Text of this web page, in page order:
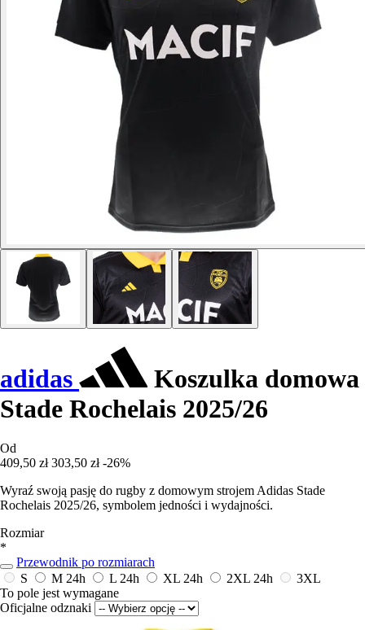
adidas
Koszulka domowa
Stade Rochelais 2025/26
Od
409,50 zł 303,50 zł -26%
Wyraź swoją pasję do rugby z domowym strojem Adidas Stade
Rochelais 2025/26, symbolem jedności i wydajności.
Rozmiar
*
Przewodnik po rozmiarach
S
M 24h L 24h XL 24h 2XL 24h
3XL
To pole jest wymagane
Oficjalne odznaki